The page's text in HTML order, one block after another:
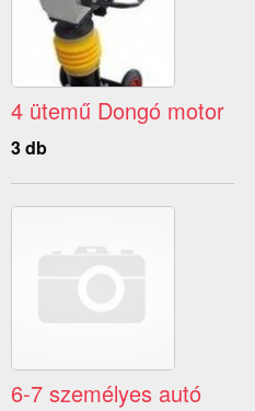
4 ütemű Dongó motor
3 db
6-7 személyes autó